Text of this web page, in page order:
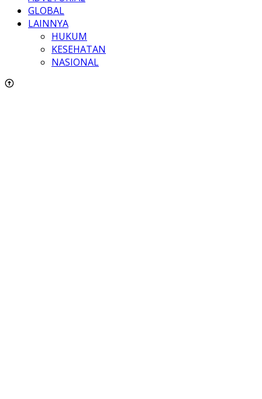
GLOBAL
LAINNYA
HUKUM
KESEHATAN
NASIONAL